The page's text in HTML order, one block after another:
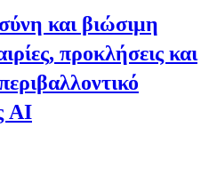
και βιώσιμη
προκλήσεις και
AI